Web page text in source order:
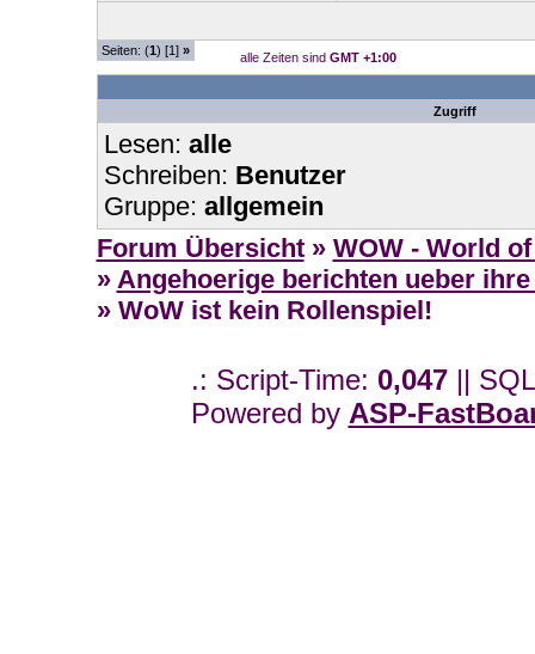
Seiten: (1) [1] » alle Zeiten sind GMT +1:00
Zugriff
Lesen: alle
Schreiben: Benutzer
Gruppe: allgemein
Forum Übersicht » WOW - World
» Angehoerige berichten ueber
» WoW ist kein Rollenspiel!
.: Script-Time: 0,047||
Powered by ASP-